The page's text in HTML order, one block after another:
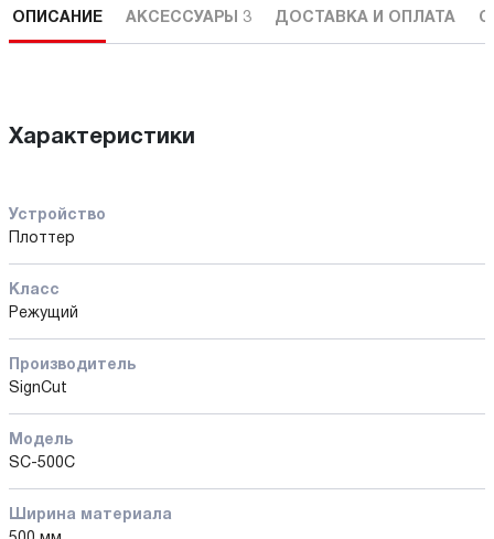
ОПИСАНИЕ АКСЕССУАРЫ 3 ДОСТАВКА И ОПЛАТА
Характеристики
Устройство
Плоттер
Класс
Режущий
Производитель
SignCut
Модель
SC-500C
Ширина материала